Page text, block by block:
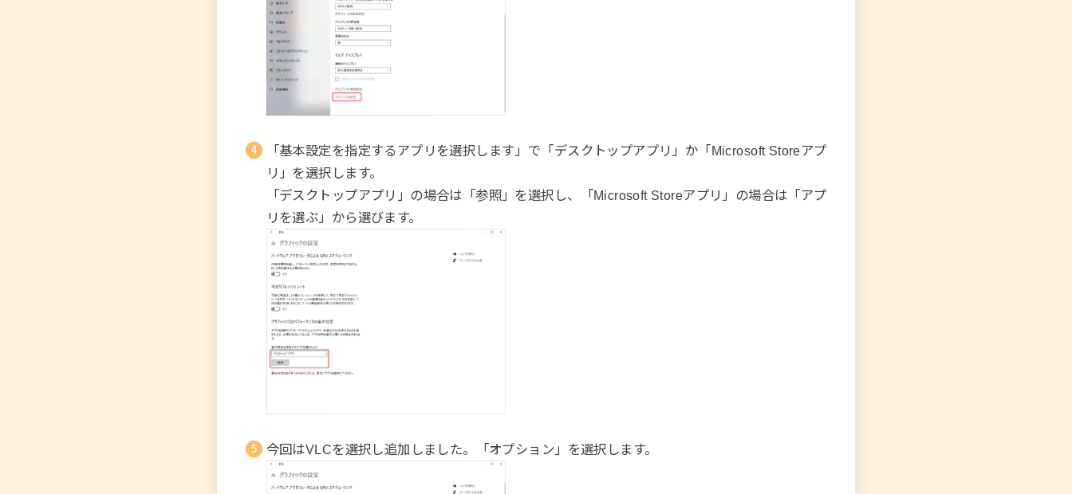
「基本設定を指定するアプリを選択します」で「デスクトップアプリ」か「Microsoft Storeアプ
リ」を選択します。
「デスクトップアプリ」の場合は「参照」を選択し、「Microsoft Storeアプリ」の場合は「アプ
リを選ぶ」から選びます。
今回はVLCを選択し追加しました。「オプション」を選択します。